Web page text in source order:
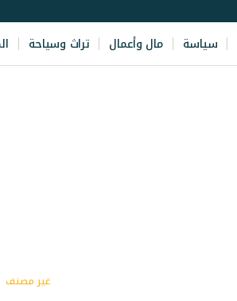
سياسة مال وأعمال تراث وسياحة
غير مصنف